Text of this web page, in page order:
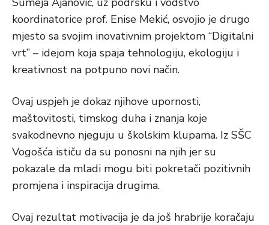
koordinatorice prof. Enise Mekić, osvojio je drugo
mjesto sa svojim inovativnim projektom “Digitalni
vrt” – idejom koja spaja tehnologiju, ekologiju i
kreativnost na potpuno novi način.
Ovaj uspjeh je dokaz njihove upornosti,
maštovitosti, timskog duha i znanja koje
svakodnevno njeguju u školskim klupama. Iz SŠC
Vogošća ističu da su ponosni na njih jer su
pokazale da mladi mogu biti pokretači pozitivnih
promjena i inspiracija drugima.
Ovaj rezultat motivacija je da još hrabrije koračaju